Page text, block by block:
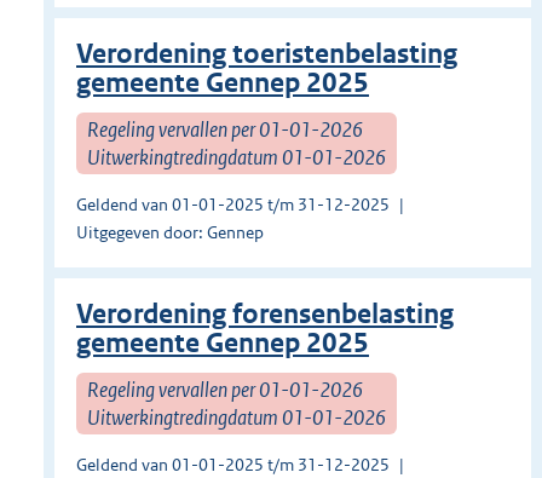
Verordening toeristenbelasting
gemeente Gennep 2025
Regeling vervallen per 01-01-2026
Uitwerkingtredingdatum 01-01-2026
Geldend van 01-01-2025 t/m 31-12-2025
Uitgegeven door: Gennep
Verordening forensenbelasting
gemeente Gennep 2025
Regeling vervallen per 01-01-2026
Uitwerkingtredingdatum 01-01-2026
Geldend van 01-01-2025 t/m 31-12-2025